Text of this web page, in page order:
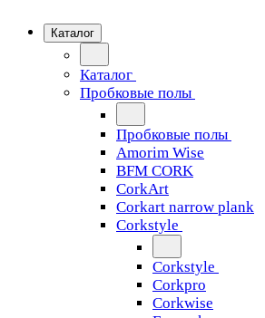
Каталог
Каталог
Пробковые полы
Пробковые полы
Amorim Wise
BFM CORK
CorkArt
Corkart narrow plank
Corkstyle
Corkstyle
Corkpro
Corkwise